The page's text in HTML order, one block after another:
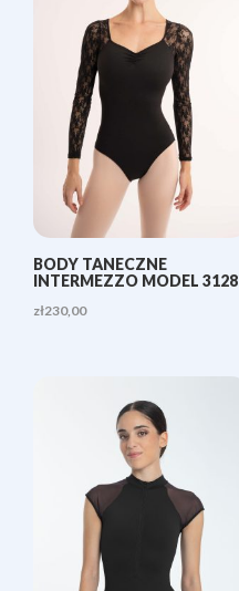
BODY TANECZNE
INTERMEZZO MODEL
zł230,00